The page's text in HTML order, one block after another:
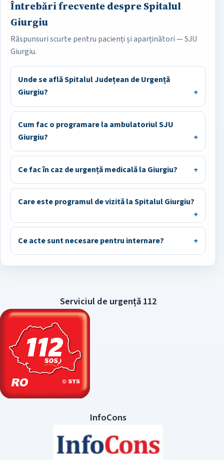
Întrebări frecvente despre Spitalul
Giurgiu
Răspunsuri scurte pentru pacienți și aparținători — SJU
Giurgiu.
Unde se află Spitalul Județean de Urgență
Giurgiu?
Cum fac o programare la ambulatoriul SJU
Giurgiu?
Ce fac în caz de urgență medicală la Giurgiu?
Care este programul de vizită la Spitalul Giurgiu?
Ce acte sunt necesare pentru internare?
Serviciul de urgență 112
InfoCons